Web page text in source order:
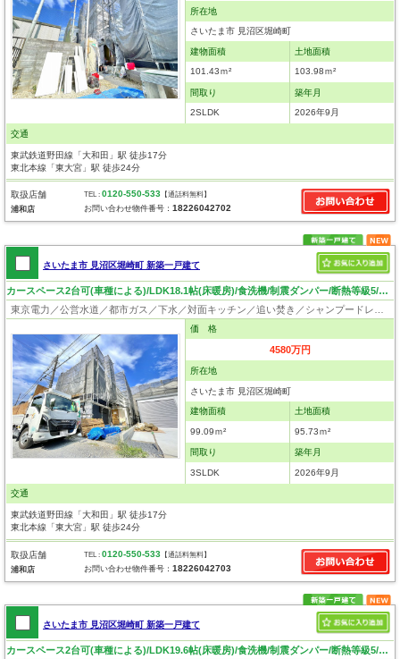
所在地
さいたま市 見沼区堀崎町
建物面積
101.43ｍ²
土地面積
103.98ｍ²
間取り
2SLDK
築年月
2026年9月
交通
東武鉄道野田線「大和田」駅 徒歩17分
東北本線「東大宮」駅 徒歩24分
取扱店舗
浦和店
TEL :0120-550-533 【通話料無料】
お問い合わせ物件番号：18226042702
さいたま市 見沼区堀崎町 新築一戸建て
カースペース2台可(車種による)/LDK18.1帖(床暖房)/食洗機/制震ダンパー/断熱等級5/ロフト4.6帖/住環境良好
価 格
4580万円
所在地
さいたま市 見沼区堀崎町
建物面積
99.09ｍ²
土地面積
95.73ｍ²
間取り
3SLDK
築年月
2026年9月
交通
東武鉄道野田線「大和田」駅 徒歩17分
東北本線「東大宮」駅 徒歩24分
取扱店舗
浦和店
TEL :0120-550-533 【通話料無料】
お問い合わせ物件番号：18226042703
さいたま市 見沼区堀崎町 新築一戸建て
カースペース2台可(車種による)/LDK19.6帖(床暖房)/食洗機/制震ダンパー/断熱等級5/ロフト4.9帖/住環境良好